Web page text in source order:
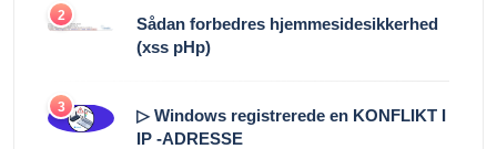
2
Sådan forbedres hjemmesidesikkerhed
(xss pHp)
3
▷ Windows registrerede en KONFLIKT I
IP -ADRESSE